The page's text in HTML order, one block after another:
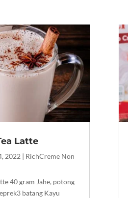
Latte
2022 | RichCreme Non
40 gram Jahe, potong
batang Kayu